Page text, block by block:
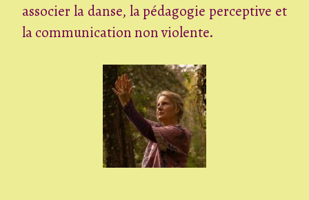
associer la danse, la pédagogie perceptive et
la communication non violente.